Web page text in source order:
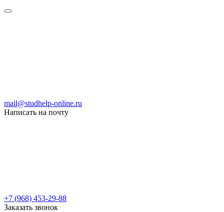
mail@studhelp-online.ru
Написать на почту
+7 (968) 453-29-88
Заказать звонок